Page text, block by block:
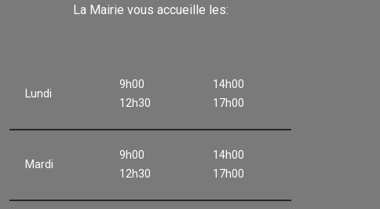
La Mairie vous accueille les:
Lundi
9h00
12h30
14h00
17h00
Mardi
9h00
12h30
14h00
17h00